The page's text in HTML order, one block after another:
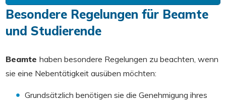
Besondere Regelungen für Beamte
und Studierende
Beamte haben besondere Regelungen zu beachten, wenn
sie eine Nebentätigkeit ausüben möchten:
Grundsätzlich benötigen sie die Genehmigung ihres